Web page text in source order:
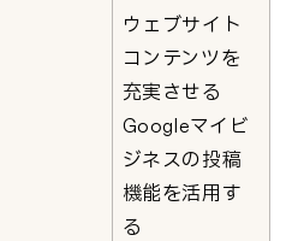
ウェブサイト
コンテンツを
充実させる
Googleマイビ
ジネスの投稿
機能を活用す
る